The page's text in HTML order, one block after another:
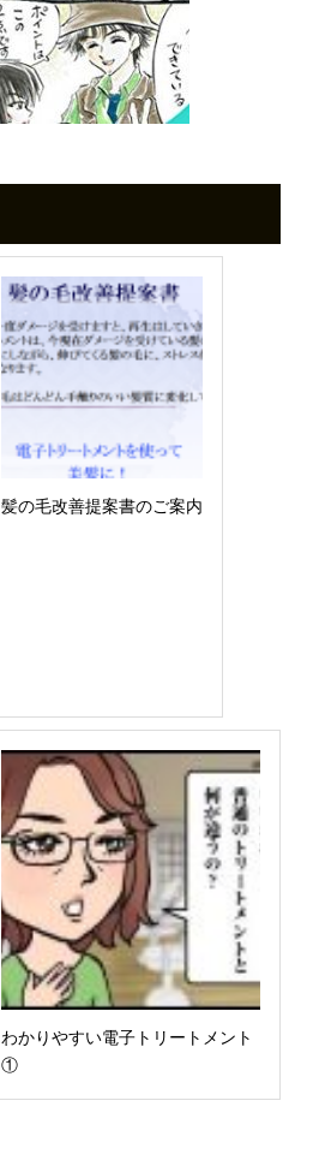
髪の毛改善提案書のご案内
わかりやすい電子トリートメント
①